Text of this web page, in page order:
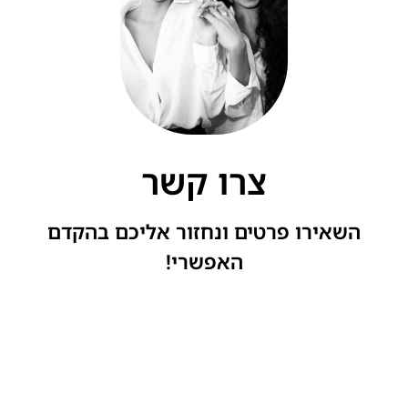
צרו קשר
השאירו פרטים ונחזור אליכם בהקדם
האפשרי!